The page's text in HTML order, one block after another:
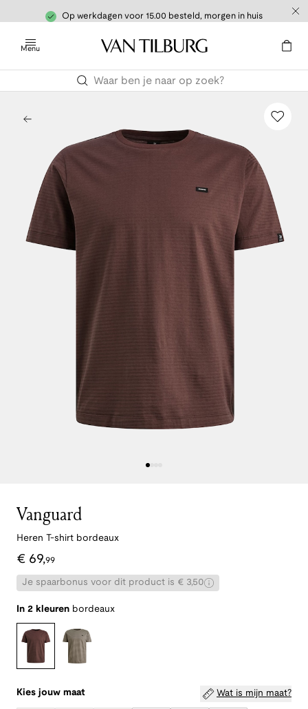
Op werkdagen voor 15.00 besteld, morgen in huis
Menu
Vanguard
Heren T-shirt bordeaux
€ 69,99
Je spaarbonus voor dit product is € 3,50
In 2 kleuren bordeaux
Kies jouw maat Wat is mijn maat?